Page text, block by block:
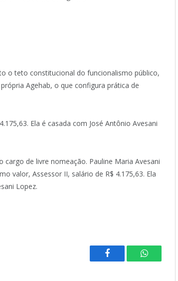
o teto constitucional do funcionalismo público,
Agehab, o que configura prática de
Ela é casada com José Antônio Avesani
de livre nomeação. Pauline Maria Avesani
valor, Assessor II, salário de R$ 4.175,63. Ela
Lopez.
Facebook WhatsApp